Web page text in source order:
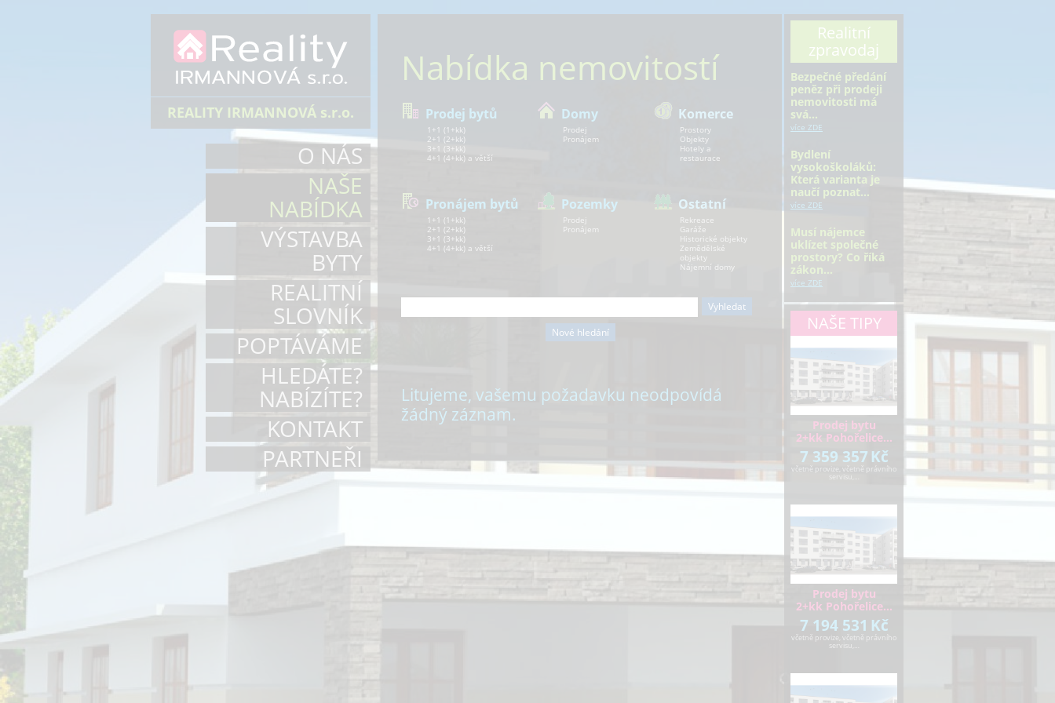
REALITY IRMANNOVÁ s.r.o.
O NÁS
NAŠE
NABÍDKA
VÝSTAVBA
BYTY
REALITNÍ
SLOVNÍK
POPTÁVÁME
HLEDÁTE?
NABÍZÍTE?
KONTAKT
PARTNEŘI
Nabídka nemovitostí
Prodej bytů
1+1 (1+kk)
2+1 (2+kk)
3+1 (3+kk)
4+1 (4+kk) a větší
Domy
Prodej
Pronájem
Komerce
Prostory
Objekty
Hotely a
restaurace
Pronájem bytů
1+1 (1+kk)
2+1 (2+kk)
3+1 (3+kk)
4+1 (4+kk) a větší
Pozemky
Prodej
Pronájem
Ostatní
Rekreace
Garáže
Historické objekty
Zemědělské
objekty
Nájemní domy
Litujeme, vašemu požadavku neodpovídá
žádný záznam.
Realitní
zpravodaj
Bezpečné předání
peněz při prodeji
nemovitosti má
svá…
více ZDE
Bydlení
vysokoškoláků:
Která varianta je
naučí poznat…
více ZDE
Musí nájemce
uklízet společné
prostory? Co říká
zákon…
více ZDE
NAŠE TIPY
Prodej bytu
2+kk Pohořelice…
7 359 357 Kč
včetně provize, včetně právního
servisu,…
Prodej bytu
2+kk Pohořelice…
7 194 531 Kč
včetně provize, včetně právního
servisu,…